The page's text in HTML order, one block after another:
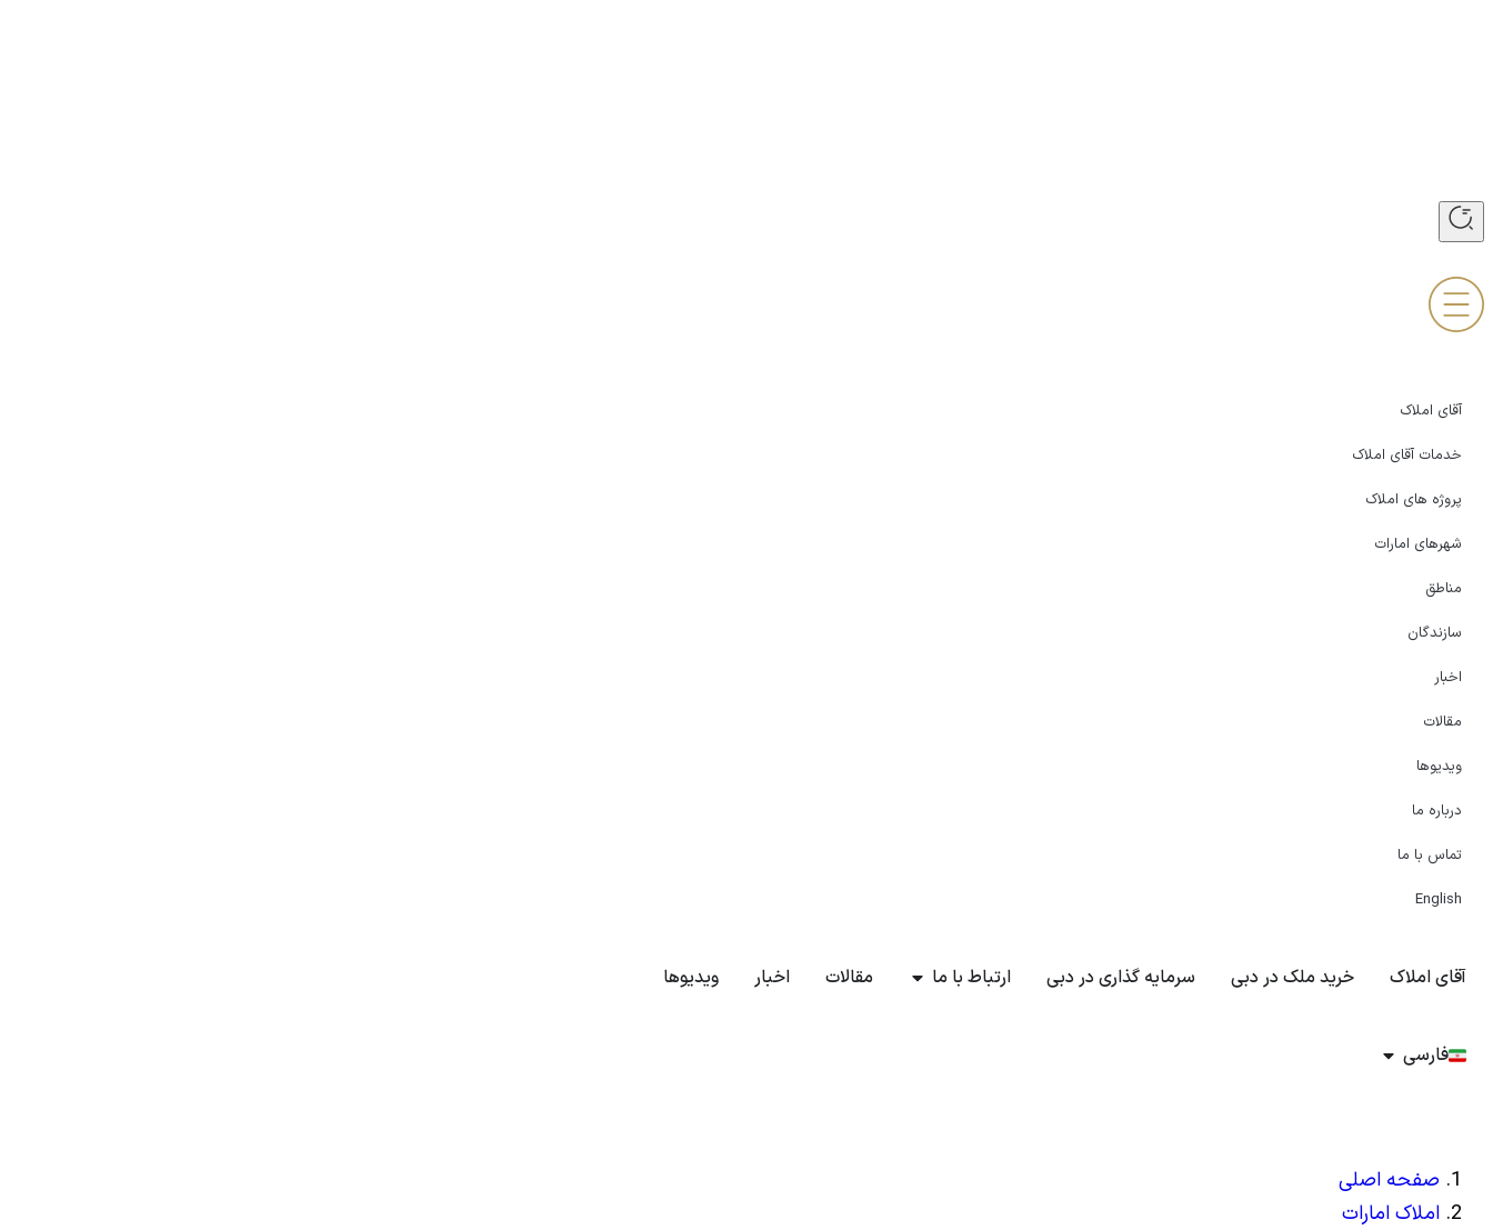
آقای املاک
خدمات آقای املاک
پروژه های املاک
شهرهای امارات
مناطق
سازندگان
اخبار
مقالات
ویدیوها
درباره ما
تماس با ما
English
آقای املاک خرید ملک در دبی سرمایه گذاری در دبی ارتباط با ما مقالات اخبار ویدیوها
فارسی
صفحه اصلی
املاک امارات